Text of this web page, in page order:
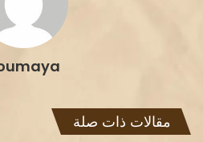
مقالات ذات صلة